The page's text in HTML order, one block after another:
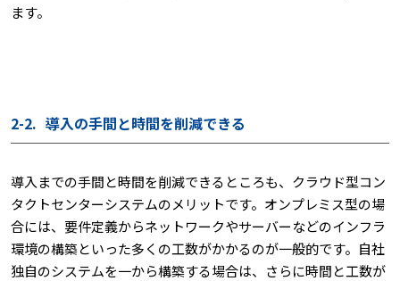
ます。
2-2. 導入の手間と時間を削減できる
導入までの手間と時間を削減できるところも、クラウド型コン
タクトセンターシステムのメリットです。オンプレミス型の場
合には、要件定義からネットワークやサーバーなどのインフラ
環境の構築といった多くの工数がかかるのが一般的です。自社
独自のシステムを一から構築する場合は、さらに時間と工数が